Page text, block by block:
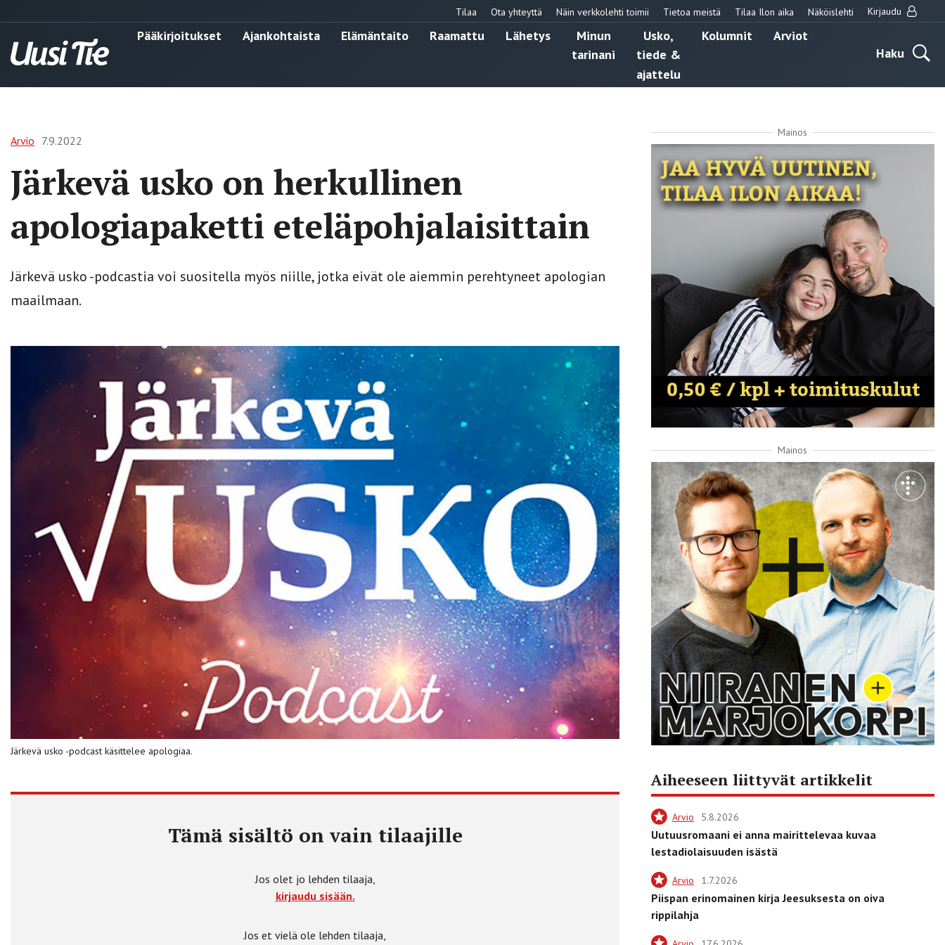
Tilaa Ota yhteyttä Näin verkkolehti toimii Tietoa meistä Tilaa Ilon aika Näköislehti Kirjaudu
Pääkirjoitukset Ajankohtaista Elämäntaito Raamattu Lähetys
Minun
tarinani
Usko,
tiede &
ajattelu
Kolumnit
Arviot
Haku
Arvio 7.9.2022
Järkevä usko on herkullinen
apologiapaketti eteläpohjalaisittain
Järkevä usko -podcastia voi suositella myös niille, jotka eivät ole aiemmin perehtyneet apologian
maailmaan.
Järkevä usko -podcast käsittelee apologiaa.
Tämä sisältö on vain tilaajille
Jos olet jo lehden tilaaja,
kirjaudu sisään.
Jos et vielä ole lehden tilaaja,
Mainos
Mainos
Aiheeseen liittyvät artikkelit
Arvio 5.8.2026
Uutuusromaani ei anna mairittelevaa kuvaa
lestadiolaisuuden isästä
Arvio 1.7.2026
Piispan erinomainen kirja Jeesuksesta on oiva
rippilahja